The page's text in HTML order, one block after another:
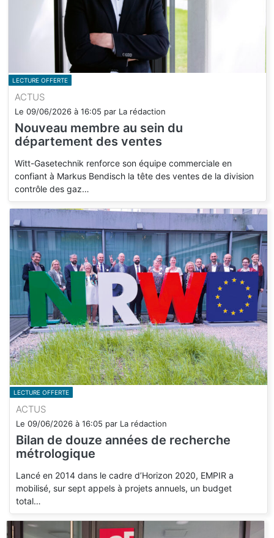
LECTURE OFFERTE
ACTUS
Le 09/06/2026 à 16:05 par La rédaction
Nouveau membre au sein du
département des ventes
Witt-Gasetechnik renforce son équipe commerciale en
confiant à Markus Bendisch la tête des ventes de la division
contrôle des gaz…
LECTURE OFFERTE
ACTUS
Le 09/06/2026 à 16:05 par La rédaction
Bilan de douze années de recherche
métrologique
Lancé en 2014 dans le cadre d’Horizon 2020, EMPIR a
mobilisé, sur sept appels à projets annuels, un budget
total…